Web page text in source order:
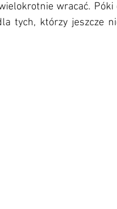
wracać.
tych, którzy jeszcze